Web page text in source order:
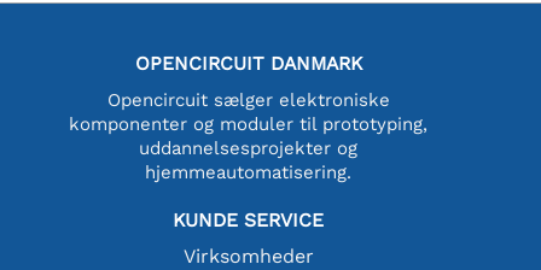
OPENCIRCUIT DANMARK
Opencircuit sælger elektroniske
komponenter og moduler til prototyping,
uddannelsesprojekter og
hjemmeautomatisering.
KUNDE SERVICE
Virksomheder